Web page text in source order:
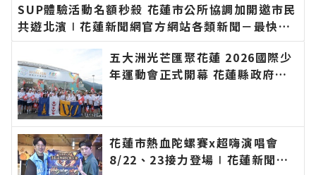
SUP體驗活動名額秒殺 花蓮市公所協調加開邀市民
共遊北濱∣花蓮新聞網官方網站各類新聞－最快速
的今日新聞報導 最新的在地資訊！
五大洲光芒匯聚花蓮 2026國際少
年運動會正式開幕 花蓮縣政府歡
網官方網站各類新聞－最快速的今
日新聞報導 最新的在地資訊！
花蓮市熱血陀螺賽x超嗨演唱會
8/22、23接力登場∣花蓮新聞網